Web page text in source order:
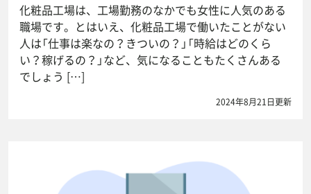
化粧品工場は、工場勤務のなかでも女性に人気のある
職場です。とはいえ、化粧品工場で働いたことがない
人は「仕事は楽なの？きついの？」「時給はどのくら
い？稼げるの？」など、気になることもたくさんある
でしょう […]
2024年8月21日更新